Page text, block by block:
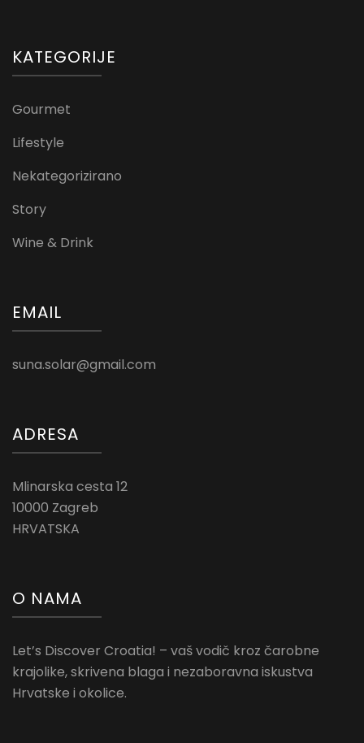
KATEGORIJE
Gourmet
Lifestyle
Nekategorizirano
Story
Wine & Drink
EMAIL
suna.solar@gmail.com
ADRESA
Mlinarska cesta 12
10000 Zagreb
HRVATSKA
O NAMA
Let’s Discover Croatia! – vaš vodič kroz čarobne
krajolike, skrivena blaga i nezaboravna iskustva
Hrvatske i okolice.